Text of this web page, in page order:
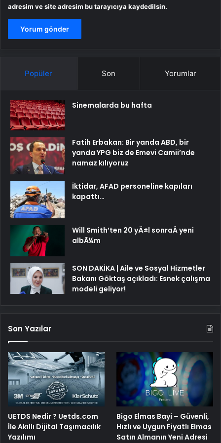
adresim ve site adresim bu tarayıcıya kaydedilsin.
Popüler Son Yorumlar
Sinemalarda bu hafta
Fatih Erbakan: Bir yanda ABD, bir
yanda YPG biz de Emevi Camii’nde
namaz kılıyoruz
İktidar, AFAD personeline kapıları
kapattı…
Will Smith’ten 20 yÄ±l sonraÂ yeni
albÃ¼m
SON DAKİKA | Aile ve Sosyal Hizmetler
Bakanı Göktaş açıkladı: Esnek çalışma
modeli geliyor!
Son Yazılar
UETDS Nedir ? Uetds.com
İle Akıllı Dijital Taşımacılık
Yazılımı
Bigo Elmas Bayi – Güvenli,
Hızlı ve Uygun Fiyatlı Elmas
Satın Almanın Yeni Adresi